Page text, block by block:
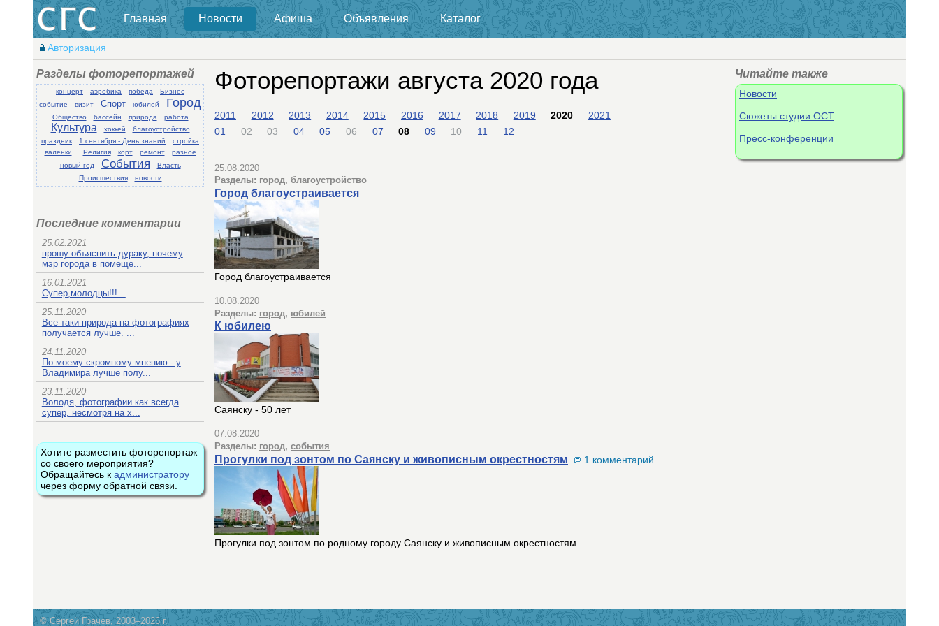
Главная Новости Афиша Объявления Каталог
Авторизация
Разделы фоторепортажей
концерт аэробика победа
Бизнес
событие
визит Спорт юбилей Город
Общество бассейн природа работа
Культура хоккей
благоустройство
праздник
1 сентября - День знаний
стройка
валенки
Религия корт ремонт
разное
новый год
События
Власть
Происшествия
новости
Последние комментарии
25.02.2021
прошу объяснить дураку, почему
мэр города в помеще...
16.01.2021
Супер,молодцы!!!...
25.11.2020
Все-таки природа на фотографиях
получается лучше. ...
24.11.2020
По моему скромному мнению - у
Владимира лучше полу...
23.11.2020
Володя, фотографии как всегда
супер, несмотря на х...
Хотите разместить фоторепортаж
со своего мероприятия?
Обращайтесь к администратору
через форму обратной связи.
Читайте также
Новости
Сюжеты студии ОСТ
Пресс-конференции
Фоторепортажи августа 2020 года
2011 2012 2013 2014 2015 2016 2017 2018 2019 2020
2021
01
02 03 04 05 06 07 08 09 10 11 12
25.08.2020
Разделы: город, благоустройство
Город благоустраивается
Город благоустраивается
10.08.2020
Разделы: город, юбилей
К юбилею
Саянску - 50 лет
07.08.2020
Разделы: город, события
Прогулки под зонтом по Саянску и живописным окрестностям 1 комментарий
Прогулки под зонтом по родному городу Саянску и живописным окрестностям
© Сергей Грачев, 2003–2026 г.